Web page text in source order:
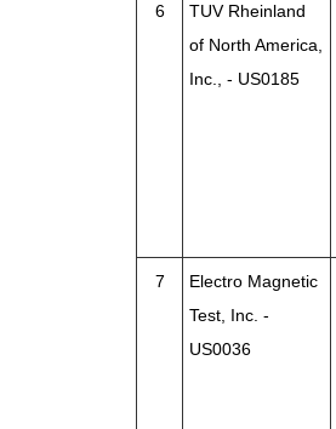
6
TUV Rheinland
of North America,
Inc., - US0185
7
Electro Magnetic
Test, Inc. -
US0036